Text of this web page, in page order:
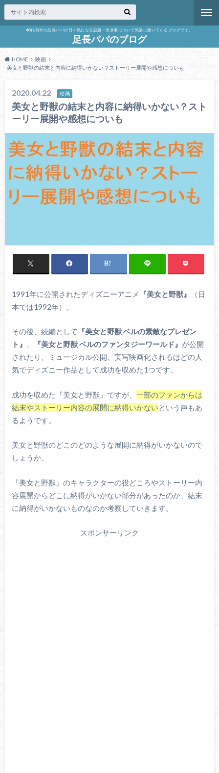
40代前半の足長パパが日々気になる話題・出来事について気楽に書いているブログです。
足長パパのブログ
HOME
映画
美女と野獣の結末と内容に納得いかない？ストーリー展開や感想についも
2020.04.22 映画
美女と野獣の結末と内容に納得いかない？スト
ーリー展開や感想についも
1991年に公開されたディズニーアニメ 『美女と野獣』
（日
本では1992年）。
その後、続編として 『美女と野獣 ベルの素敵なプレゼン
ト』
『美女と野獣 ベルのファンタジーワールド』 が公開
されたり、ミュージカル公開、実写映画化されるほどの人
気でディズニー作品として成功を収めた1つです。
成功を収めた『美女と野獣』ですが、 一部のファンからは
結末やストーリー内容の展開に納得いかないという声もあ
るようです。
美女と野獣のどこのどのような展開に納得がいかないので
しょうか。
『美女と野獣』のキャラクターの役どころやストーリー内
容展開からどこに納得がいかない部分があったのか、結末
に納得がいかないものなのか考察していきます。
スポンサーリンク